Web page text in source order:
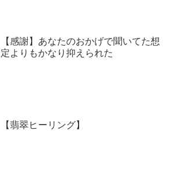
【感謝】あなたのおかげで聞いてた想
定よりもかなり抑えられた
【翡翠ヒーリング】